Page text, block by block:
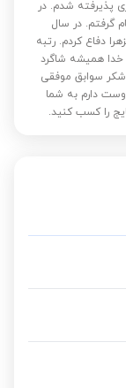
پذیرفته شدم. در
گرفتم. در سال
دفاع کردم. رتبه
به لطف خدا همیشه شاگرد
شکر سوابق موفقی
دارم به شما
را کسب کنید.